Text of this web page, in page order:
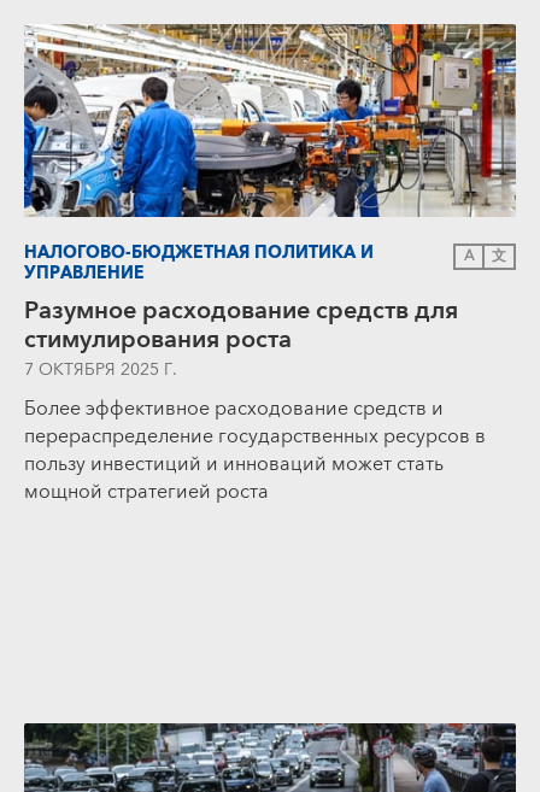
НАЛОГОВО-БЮДЖЕТНАЯ ПОЛИТИКА И
УПРАВЛЕНИЕ
A 文
Разумное расходование средств для
стимулирования роста
7 ОКТЯБРЯ 2025 Г.
Более эффективное расходование средств и
перераспределение государственных ресурсов в
пользу инвестиций и инноваций может стать
мощной стратегией роста